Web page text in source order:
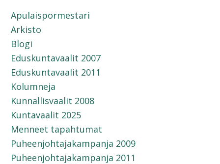
Apulaispormestari
Arkisto
Blogi
Eduskuntavaalit 2007
Eduskuntavaalit 2011
Kolumneja
Kunnallisvaalit 2008
Kuntavaalit 2025
Menneet tapahtumat
Puheenjohtajakampanja 2009
Puheenjohtajakampanja 2011